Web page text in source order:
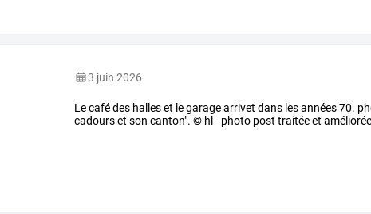
3 juin 2026
Le café des halles et le garage arrivet dans les années 70.
cadours et son canton". © hl - photo post traitée et